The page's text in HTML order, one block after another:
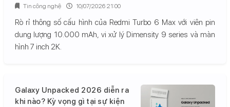
Rò rỉ thông số cấu hình của Redmi Turbo 6 Max với viên pin
dung lượng 10.000 mAh, vi xử lý Dimensity 9 series và màn
hình 7 inch 2K.
Tin công nghệ 10/07/2026 21:00
Galaxy Unpacked 2026 diễn ra
khi nào? Kỳ vọng gì tại sự kiện